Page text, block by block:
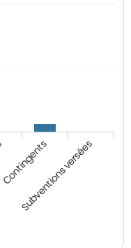
Contingents
Subventions versées